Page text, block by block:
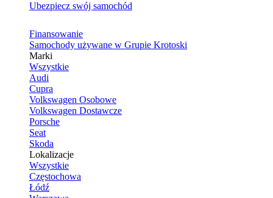
Ubezpiecz swój samochód
Finansowanie
Samochody używane w Grupie Krotoski
Marki
Wszystkie
Audi
Cupra
Volkswagen Osobowe
Volkswagen Dostawcze
Porsche
Seat
Skoda
Lokalizacje
Wszystkie
Częstochowa
Łódź